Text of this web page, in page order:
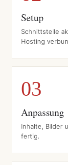
Setup
Schnittstelle
Hosting
Anpassung
Inhalte, Bilder
fertig.